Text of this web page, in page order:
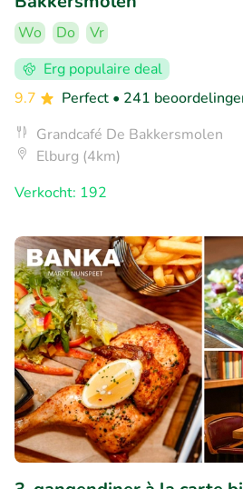
Wo Do
Vr
Erg populaire deal
9.7
Perfect • 241
Grandcafé De Bakkersmolen
Elburg (4km)
Verkocht: 192